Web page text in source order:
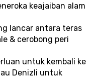
keajaiban alam
lancar antara teras
& cerobong peri
untuk kembali ke
Denizli untuk